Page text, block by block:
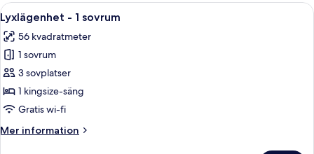
sovrum
Öppna
alla
foton
för
Lyxlägenhet
-
1
Ett sovrum med en säng i trä, en
8
Lyxlägenhet - 1 sovrum
56 kvadratmeter
1 sovrum
3 sovplatser
1 kingsize-säng
Gratis wi-fi
Mer information
Mer